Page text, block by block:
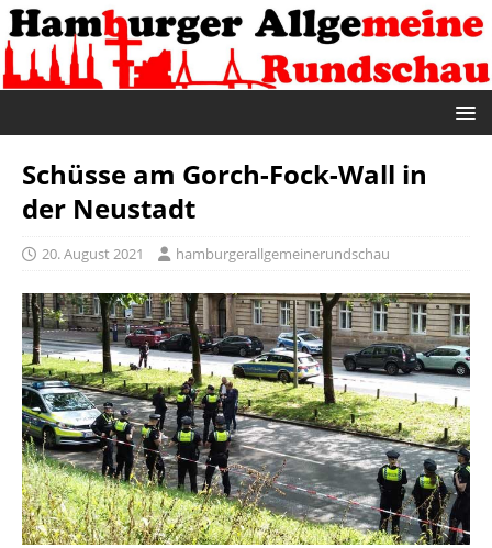
Schüsse am Gorch-Fock-Wall in
der Neustadt
20. August 2021 hamburgerallgemeinerundschau